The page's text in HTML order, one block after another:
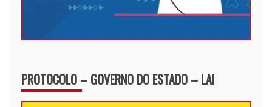
PROTOCOLO – GOVERNO DO ESTADO – LAI